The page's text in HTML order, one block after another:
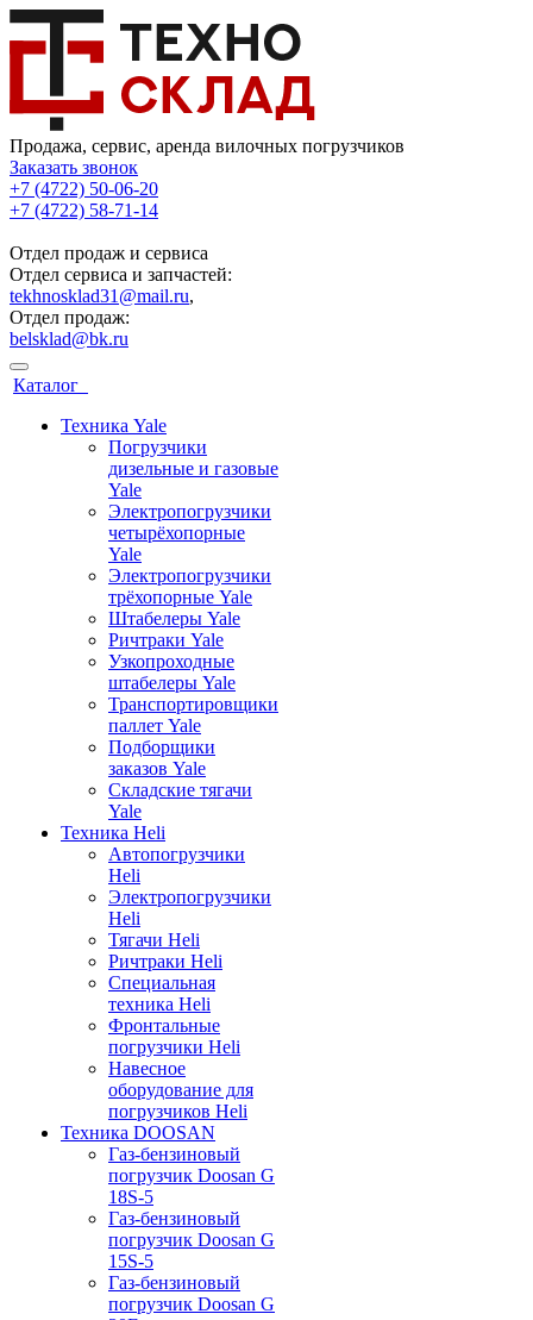
Продажа, сервис, аренда вилочных погрузчиков
Заказать звонок
+7 (4722) 50-06-20
+7 (4722) 58-71-14
Отдел продаж и сервиса
Отдел сервиса и запчастей:
tekhnosklad31@mail.ru,
Отдел продаж:
belsklad@bk.ru
Каталог
Техника Yale
Погрузчики
дизельные и газовые
Yale
Электропогрузчики
четырёхопорные
Yale
Электропогрузчики
трёхопорные Yale
Штабелеры Yale
Ричтраки Yale
Узкопроходные
штабелеры Yale
Транспортировщики
паллет Yale
Подборщики
заказов Yale
Складские тягачи
Yale
Техника Heli
Автопогрузчики
Heli
Электропогрузчики
Heli
Тягачи Heli
Ричтраки Heli
Специальная
техника Heli
Фронтальные
погрузчики Heli
Навесное
оборудование для
погрузчиков Heli
Техника DOOSAN
Газ-бензиновый
погрузчик Doosan G
18S-5
Газ-бензиновый
погрузчик Doosan G
15S-5
Газ-бензиновый
погрузчик Doosan G